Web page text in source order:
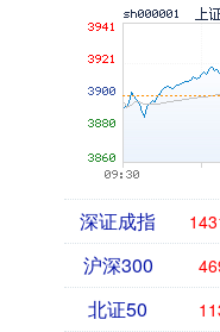
深证成指
沪深300
北证50